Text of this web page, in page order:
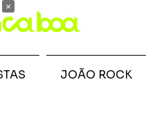
JOÃO ROCK
×